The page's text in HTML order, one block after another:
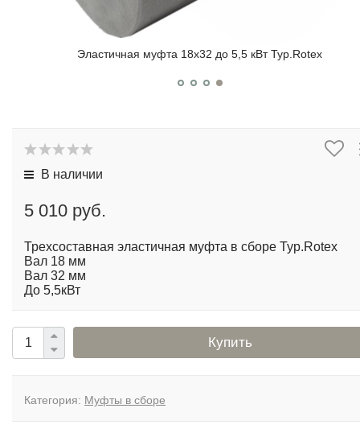
Эластичная муфта 18х32 до 5,5 кВт Typ.Rotex
В наличии
5 010 руб.
Трехсоставная эластичная муфта в сборе Typ.Rotex
Вал 18 мм
Вал 32 мм
До 5,5кВт
Купить
Категория: Муфты в сборе